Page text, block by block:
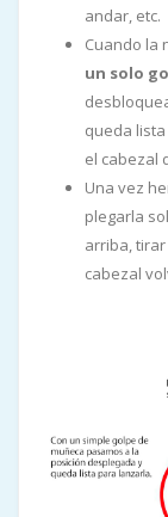
andar, etc.
Cuando la
un solo
queda
el cabezal
Una vez
plegarla
arriba,
cabezal